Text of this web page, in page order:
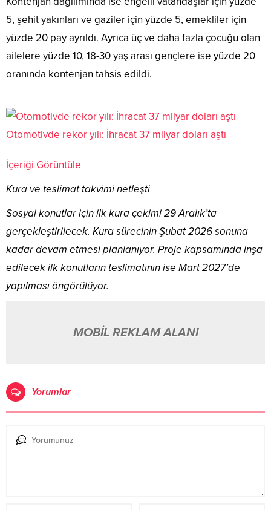
5, şehit yakınları ve gaziler için yüzde 5, emekliler için
yüzde 20 pay ayrıldı. Ayrıca üç ve daha fazla çocuğu olan
ailelere yüzde 10, 18-30 yaş arası gençlere ise yüzde 20
oranında kontenjan tahsis edildi.
Otomotivde rekor yılı: İhracat 37 milyar doları aştı
İçeriği Görüntüle
Kura ve teslimat takvimi netleşti
Sosyal konutlar için ilk kura çekimi 29 Aralık’ta
gerçekleştirilecek. Kura sürecinin Şubat 2026 sonuna
kadar devam etmesi planlanıyor. Proje kapsamında inşa
edilecek ilk konutların teslimatının ise Mart 2027’de
yapılması öngörülüyor.
MOBİL REKLAM ALANI
Yorumlar